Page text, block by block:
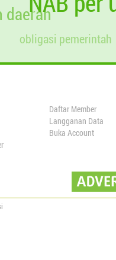
obligasi pemerintah
daerah
Daftar Member
Langganan Data
Buka Account